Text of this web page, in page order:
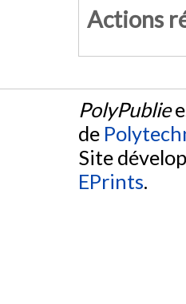
Actions
PolyPublie
de
Site
EPrints.